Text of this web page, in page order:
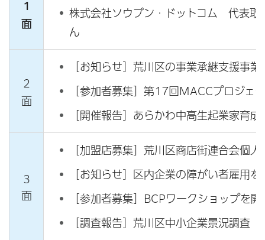
1
面
株式会社ソウブン・ドットコム 代表
ん
2
面
［お知らせ］荒川区の事業承継支援事業
［参加者募集］第17回MACCプロジェ
［開催報告］あらかわ中高生起業家育
3
面
［加盟店募集］荒川区商店街連合会個
［お知らせ］区内企業の障がい者雇用
［参加者募集］BCPワークショップを開
［調査報告］荒川区中小企業景況調査